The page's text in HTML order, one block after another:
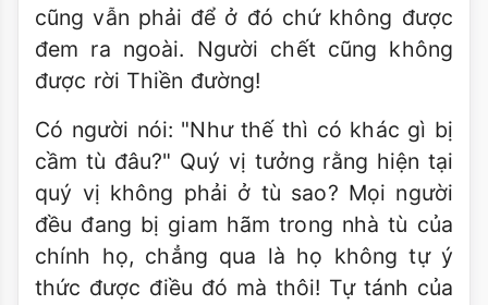
cũng vẫn phải để ở đó chứ không được
đem ra ngoài. Người chết cũng không
được rời Thiền đường!
Có người nói: "Như thế thì có khác gì bị
cầm tù đâu?" Quý vị tưởng rằng hiện tại
quý vị không phải ở tù sao? Mọi người
đều đang bị giam hãm trong nhà tù của
chính họ, chẳng qua là họ không tự ý
thức được điều đó mà thôi! Tự tánh của